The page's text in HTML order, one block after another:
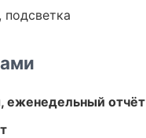
еженедельный отчёт